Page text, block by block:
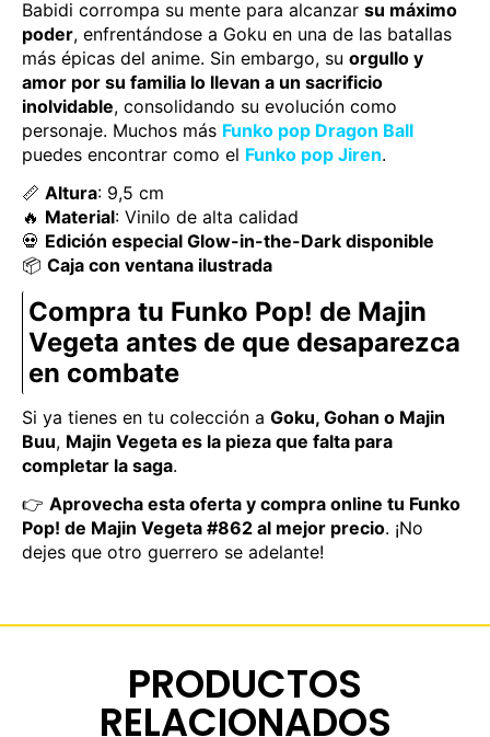
Babidi corrompa su mente para alcanzar su máximo
poder, enfrentándose a Goku en una de las batallas
más épicas del anime. Sin embargo, su orgullo y
amor por su familia lo llevan a un sacrificio
inolvidable, consolidando su evolución como
personaje. Muchos más Funko pop Dragon Ball
puedes encontrar como el Funko pop Jiren.
📏 Altura: 9,5 cm
🔥 Material: Vinilo de alta calidad
💀 Edición especial Glow-in-the-Dark disponible
📦 Caja con ventana ilustrada
Compra tu Funko Pop! de Majin
Vegeta antes de que desaparezca
en combate
Si ya tienes en tu colección a Goku, Gohan o Majin
Buu, Majin Vegeta es la pieza que falta para
completar la saga.
👉 Aprovecha esta oferta y compra online tu Funko
Pop! de Majin Vegeta #862 al mejor precio. ¡No
dejes que otro guerrero se adelante!
PRODUCTOS
RELACIONADOS